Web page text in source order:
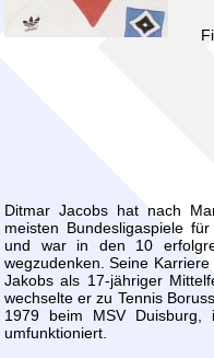
Ditmar Jacobs hat nach
meisten Bundesligaspiele
und war in den 10
wegzudenken. Seine
Jakobs als 17-jähriger
wechselte er zu Tennis
1979 beim MSV
umfunktioniert.